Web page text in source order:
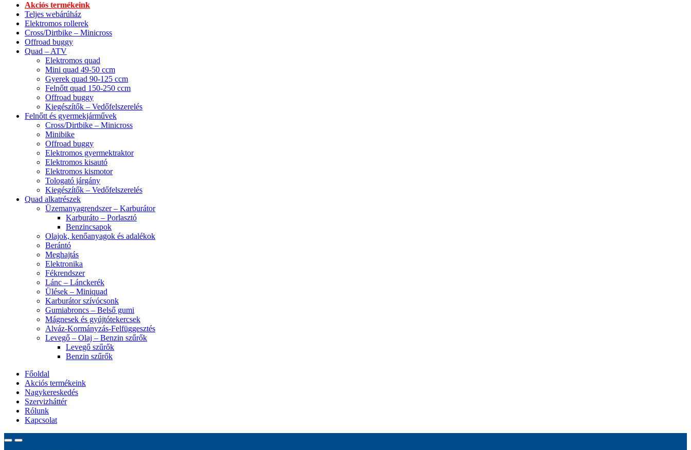
Akciós termékeink
Teljes webárúház
Elektromos rollerek
Cross/Dirtbike – Minicross
Offroad buggy
Quad – ATV
Elektromos quad
Mini quad 49-50 ccm
Gyerek quad 90-125 ccm
Felnőtt quad 150-250 ccm
Offroad buggy
Kiegészítők – Vedőfelszerelés
Felnőtt és gyermekjárművek
Cross/Dirtbike – Minicross
Minibike
Offroad buggy
Elektromos gyermektraktor
Elektromos kisautó
Elektromos kismotor
Tologató járgány
Kiegészítők – Vedőfelszerelés
Quad alkatrészek
Üzemanyagrendszer – Karburátor
Karburáto – Porlasztó
Benzincsapok
Olajok, kenőanyagok és adalékok
Berántó
Meghajtás
Elektronika
Fékrendszer
Lánc – Lánckerék
Ülések – Miniquad
Karburátor szívócsonk
Gumiabroncs – Belső gumi
Mágnesek és gyújtótekercsek
Alváz-Kormányzás-Felfüggesztés
Levegő – Olaj – Benzin szűrők
Levegő szűrők
Benzin szűrők
Főoldal
Akciós termékeink
Nagykereskedés
Szervizháttér
Rólunk
Kapcsolat